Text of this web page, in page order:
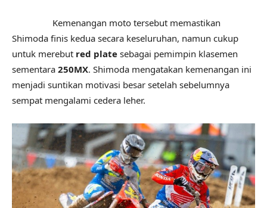
Kemenangan moto tersebut memastikan
Shimoda finis kedua secara keseluruhan, namun cukup
untuk merebut red plate sebagai pemimpin klasemen
sementara 250MX. Shimoda mengatakan kemenangan ini
menjadi suntikan motivasi besar setelah sebelumnya
sempat mengalami cedera leher.